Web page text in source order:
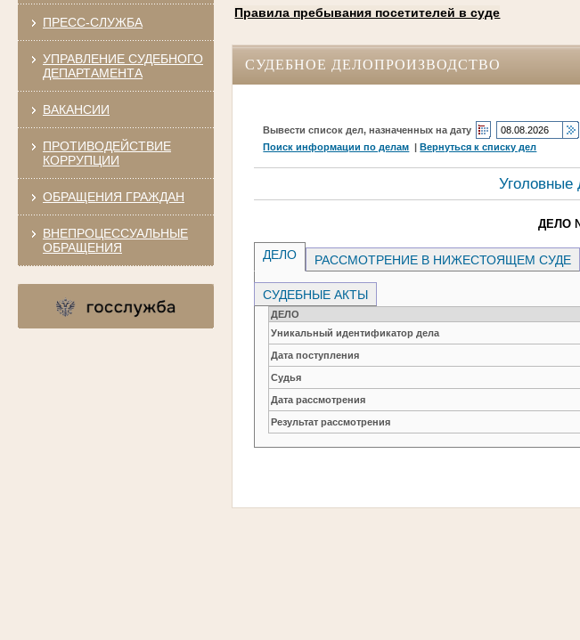
ПРЕСС-СЛУЖБА
УПРАВЛЕНИЕ СУДЕБНОГО
ДЕПАРТАМЕНТА
ВАКАНСИИ
ПРОТИВОДЕЙСТВИЕ
КОРРУПЦИИ
ОБРАЩЕНИЯ ГРАЖДАН
ВНЕПРОЦЕССУАЛЬНЫЕ
ОБРАЩЕНИЯ
Правила пребывания посетителей в суде
СУДЕБНОЕ ДЕЛОПРОИЗВОДСТВО
Вывести список дел, назначенных на дату
Поиск информации по делам |Вернуться к списку дел
Уголовные
ДЕЛО
ДЕЛО РАССМОТРЕНИЕ В НИЖЕСТОЯЩЕМ СУДЕ
СУДЕБНЫЕ АКТЫ
ДЕЛО
Уникальный идентификатор дела
Дата поступления
Судья
Дата рассмотрения
Результат рассмотрения